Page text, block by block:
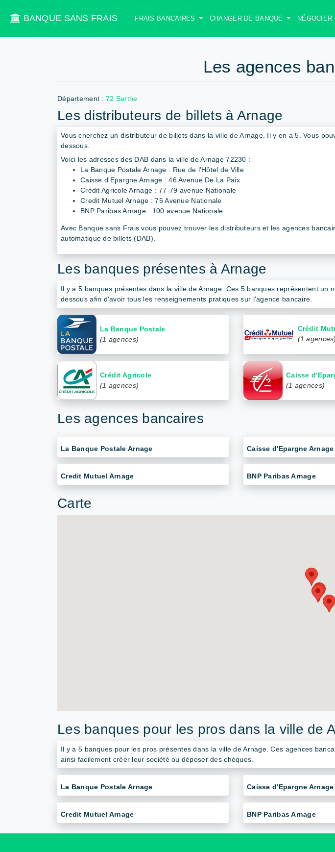
BANQUE SANS FRAIS FRAIS BANCAIRES CHANGER DE BANQUE
Les agences
Département : 72 Sarthe
Les distributeurs de billets à Arnage
Vous cherchez un distributeur de billets dans la ville de Arnage. Il y en a 5. Vous
dessous.
Voici les adresses des DAB dans la ville de Arnage 72230 :
La Banque Postale Arnage : Rue de l'Hôtel de Ville
Caisse d'Epargne Arnage : 46 Avenue De La Paix
Crédit Agricole Arnage : 77-79 avenue Nationale
Credit Mutuel Arnage : 75 Avenue Nationale
BNP Paribas Arnage : 100 avenue Nationale
Avec Banque sans Frais vous pouvez trouver les distributeurs et les agences
automatique de billets (DAB).
Les banques présentes à Arnage
Il y a 5 banques présentes dans la ville de Arnage. Ces 5 banques représentent
dessous afin d'avoir tous les renseignements pratiques sur l'agence bancaire.
La Banque Postale
(1 agences)
Crédit
(1 agences)
Crédit Agricole
(1 agences)
Caisse
(1 agences)
Les agences bancaires
La Banque Postale Arnage Caisse d'Epargne Arnage
Credit Mutuel Arnage BNP Paribas Arnage
Carte
Les banques pour les pros dans la ville de
Il y a 5 banques pour les pros présentes dans la ville de Arnage. Ces agences
ainsi facilement créer leur société ou déposer des chèques.
La Banque Postale Arnage Caisse d'Epargne Arnage
Credit Mutuel Arnage BNP Paribas Arnage